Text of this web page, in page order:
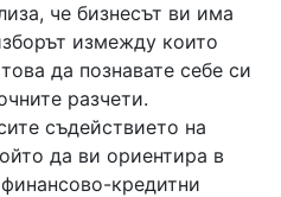
че бизнесът ви има
измежду които
да познавате себе си
разчети.
съдействието на
да ви ориентира в
кредитни